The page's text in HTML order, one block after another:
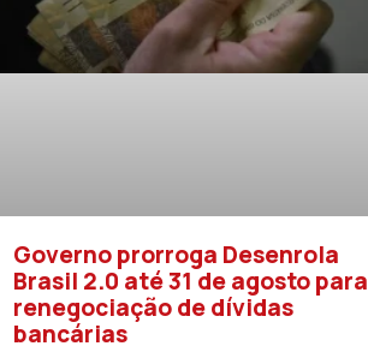
Governo prorroga Desenrola
Brasil 2.0 até 31 de agosto para
renegociação de dívidas
bancárias